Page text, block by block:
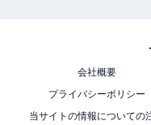
会社概要
プライバシーポリシー
当サイトの情報についての